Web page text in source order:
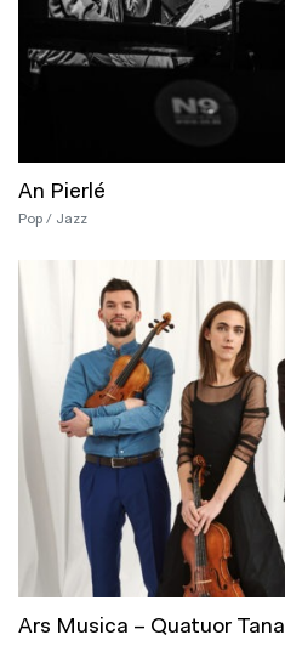
An Pierlé
Pop / Jazz
Ars Musica – Quatuor Tana